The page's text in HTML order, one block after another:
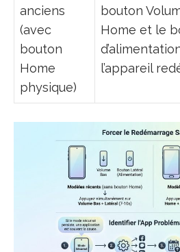
anciens
(avec
bouton
Home
physique)
bouton
Home et le
l’appareil